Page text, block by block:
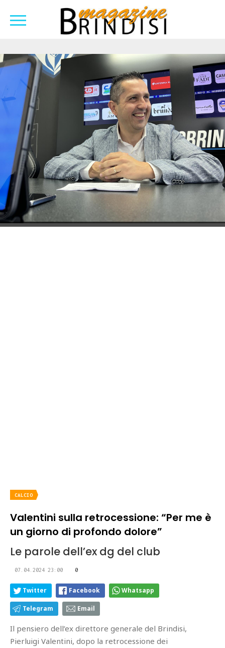
CALCIO
Valentini sulla retrocessione: “Per me è
un giorno di profondo dolore”
Le parole dell’ex dg del club
07.04.2024 23:00 0
Twitter Facebook Whatsapp
Telegram Email
Il pensiero dell’ex direttore generale del Brindisi,
Pierluigi Valentini, dopo la retrocessione dei